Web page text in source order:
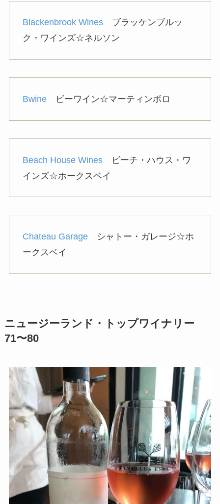
Blackenbrook Winesブラッケンブルッ
ク・ワインズ☆ネルソン
Bwineビーワイン☆マーティンボロ
Beach House Winesビーチ・ハウス・ワ
インズ☆ホークスベイ
Chateau Garageシャトー・ガレージ☆ホ
ークスベイ
ニュージーランド・トップワイナリー
71〜80